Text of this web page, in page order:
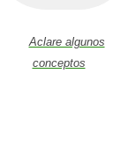
Aclare algunos
conceptos